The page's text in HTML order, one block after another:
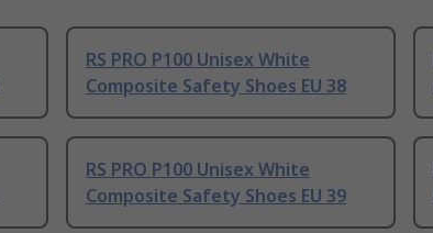
RS PRO P100 Unisex White
Composite Safety Shoes EU 38
RS PRO P100 Unisex White
Composite Safety Shoes EU 39